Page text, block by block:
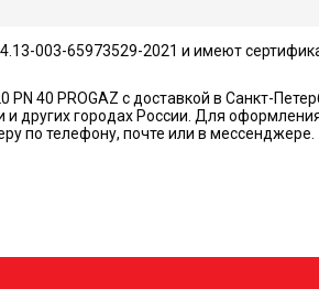
003-65973529-2021 и имеют
40 PROGAZ с доставкой в Санкт-
и других городах России. Для
по телефону, почте или в мессенджере.